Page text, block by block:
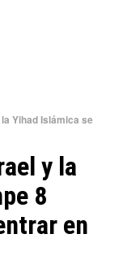
Yihad Islámica se
y la
8
en